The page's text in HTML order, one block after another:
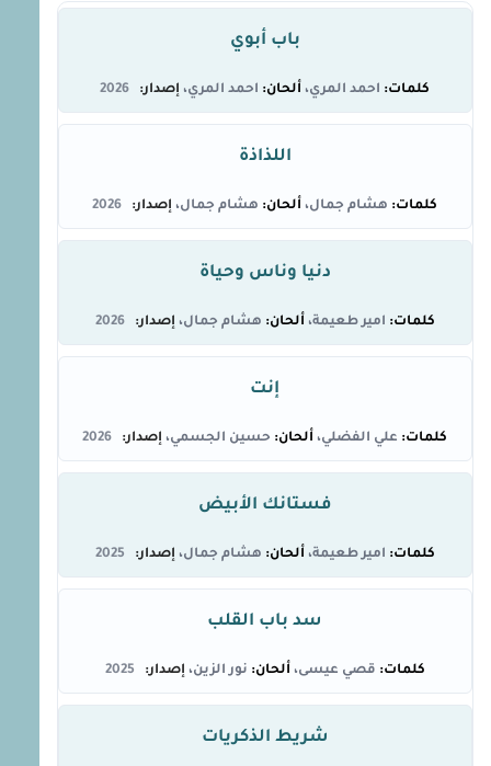
باب أبوي
احمد المري احمد المري 2026
اللذاذة
هشام جمال هشام جمال 2026
دنيا وناس وحياة
امير طعيمة هشام جمال 2026
إنت
علي الفضلي حسين الجسمي 2026
فستانك الأبيض
امير طعيمة هشام جمال 2025
سد باب القلب
قصي عيسى نور الزين 2025
شريط الذكريات